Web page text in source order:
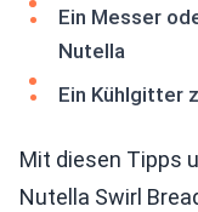
Ein Messer
Nutella
Ein Kühlgitter
Mit diesen Tipps
Nutella Swirl